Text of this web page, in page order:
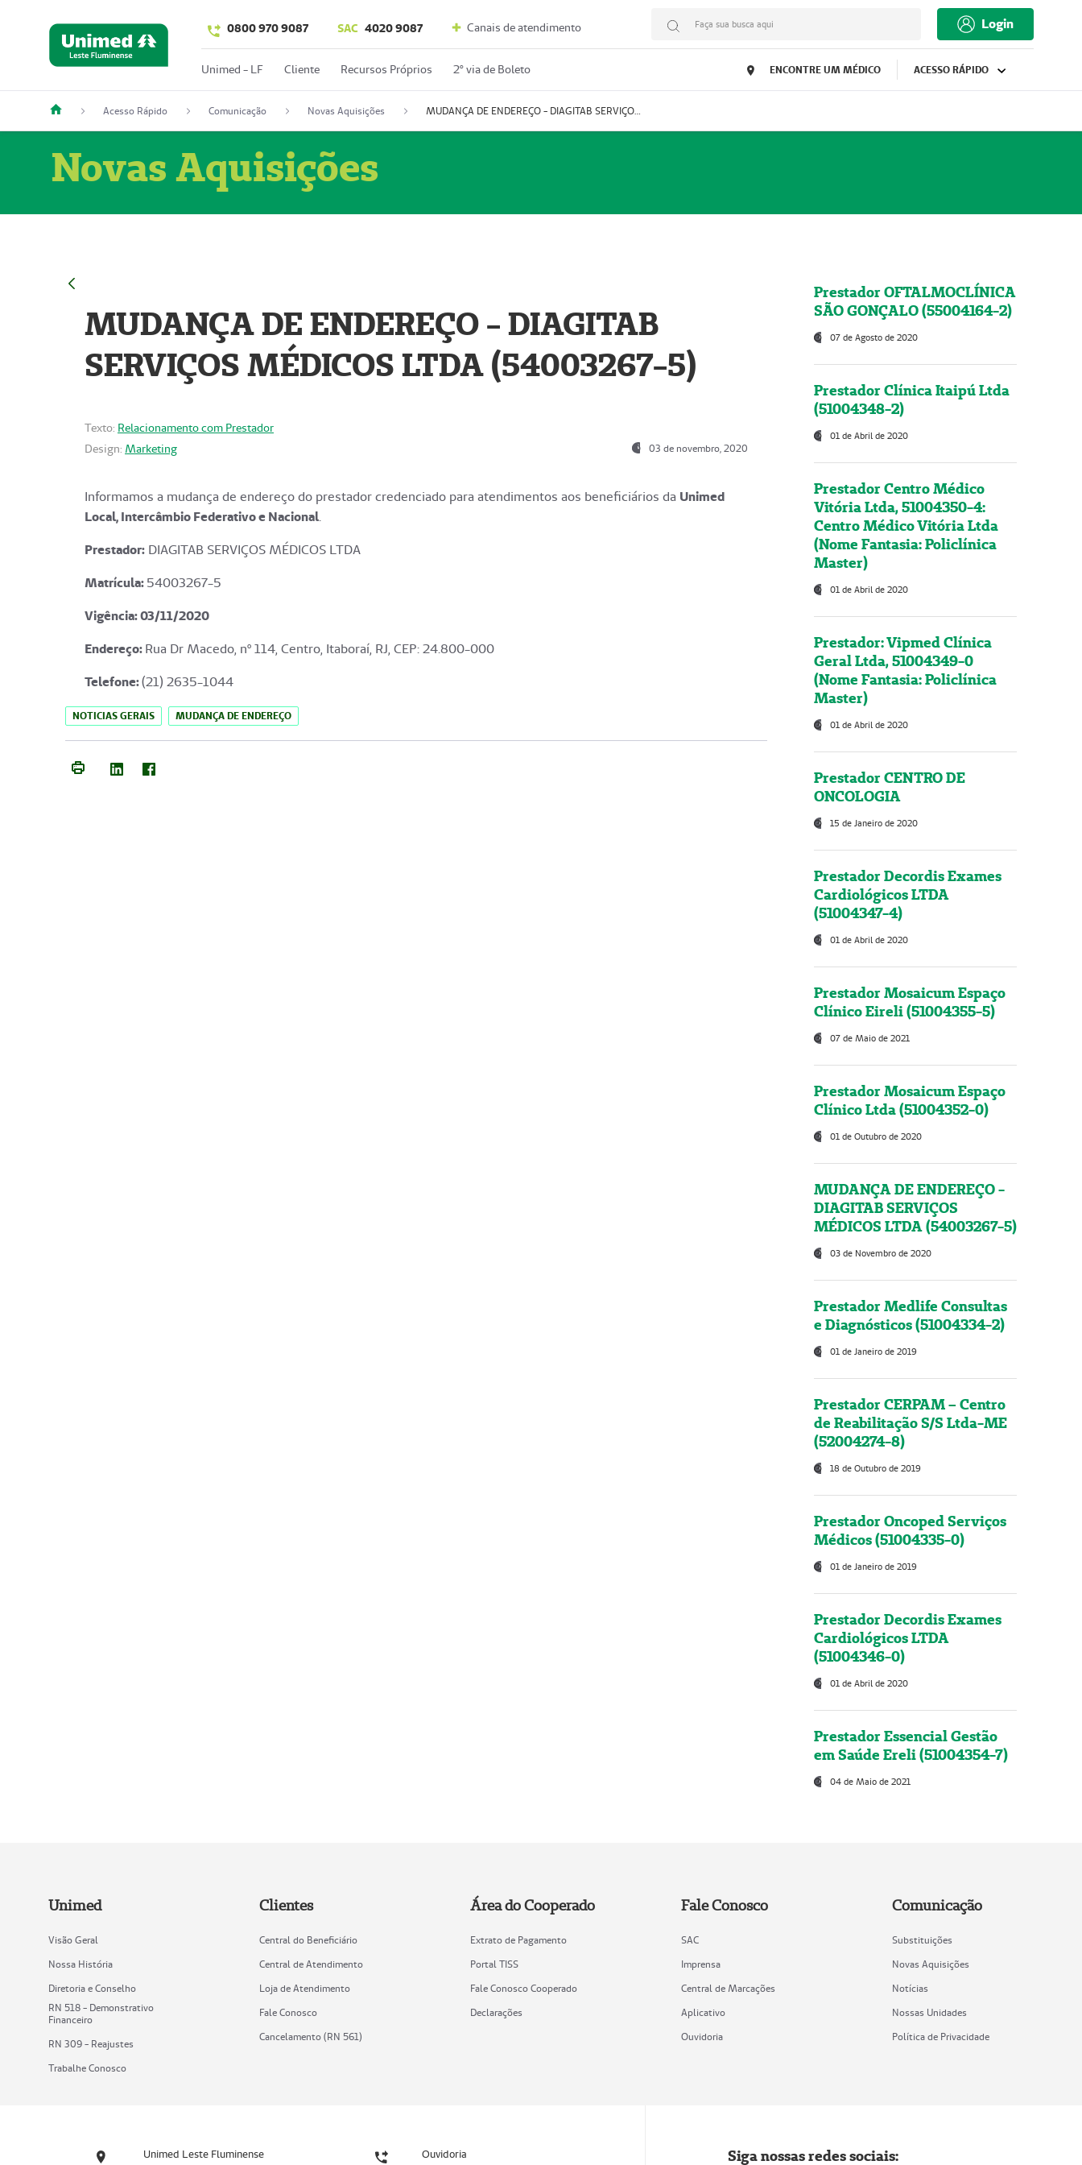
0800 970 9087 SAC 4020 9087 Canais de atendimento Faça sua busca aqui Login
Unimed - LF Cliente Recursos Próprios 2º via de Boleto ENCONTRE UM MÉDICO ACESSO RÁPIDO
Acesso Rápido Comunicação Novas Aquisições MUDANÇA DE ENDEREÇO - DIAGITAB SERVIÇOS MÉDICOS LTDA (54003267-5)
Novas Aquisições
MUDANÇA DE ENDEREÇO - DIAGITAB
SERVIÇOS MÉDICOS LTDA (54003267-5)
Texto: Relacionamento com Prestador
Design: Marketing 03 de novembro, 2020
Informamos a mudança de endereço do prestador credenciado para atendimentos aos beneficiários da Unimed
Local, Intercâmbio Federativo e Nacional.
Prestador: DIAGITAB SERVIÇOS MÉDICOS LTDA
Matrícula:54003267-5
Vigência: 03/11/2020
Endereço:Rua Dr Macedo, nº 114, Centro, Itaboraí, RJ, CEP: 24.800-000
Telefone:(21) 2635-1044
NOTICIAS GERAIS MUDANÇA DE ENDEREÇO
Prestador OFTALMOCLÍNICA
SÃO GONÇALO (55004164-2)
07 de Agosto de 2020
Prestador Clínica Itaipú Ltda
(51004348-2)
01 de Abril de 2020
Prestador Centro Médico
Vitória Ltda, 51004350-4:
Centro Médico Vitória Ltda
(Nome Fantasia: Policlínica
Master)
01 de Abril de 2020
Prestador: Vipmed Clínica
Geral Ltda, 51004349-0
(Nome Fantasia: Policlínica
Master)
01 de Abril de 2020
Prestador CENTRO DE
ONCOLOGIA
15 de Janeiro de 2020
Prestador Decordis Exames
Cardiológicos LTDA
(51004347-4)
01 de Abril de 2020
Prestador Mosaicum Espaço
Clínico Eireli (51004355-5)
07 de Maio de 2021
Prestador Mosaicum Espaço
Clínico Ltda (51004352-0)
01 de Outubro de 2020
MUDANÇA DE ENDEREÇO -
DIAGITAB SERVIÇOS
MÉDICOS LTDA (54003267-5)
03 de Novembro de 2020
Prestador Medlife Consultas
e Diagnósticos (51004334-2)
01 de Janeiro de 2019
Prestador CERPAM – Centro
de Reabilitação S/S Ltda-ME
(52004274-8)
18 de Outubro de 2019
Prestador Oncoped Serviços
Médicos (51004335-0)
01 de Janeiro de 2019
Prestador Decordis Exames
Cardiológicos LTDA
(51004346-0)
01 de Abril de 2020
Prestador Essencial Gestão
em Saúde Ereli (51004354-7)
04 de Maio de 2021
Unimed
Visão Geral
Nossa História
Diretoria e Conselho
RN 518 - Demonstrativo
Financeiro
RN 309 - Reajustes
Trabalhe Conosco
Clientes
Central do Beneficiário
Central de Atendimento
Loja de Atendimento
Fale Conosco
Cancelamento (RN 561)
Área do Cooperado
Extrato de Pagamento
Portal TISS
Fale Conosco Cooperado
Declarações
Fale Conosco
SAC
Imprensa
Central de Marcações
Aplicativo
Ouvidoria
Comunicação
Substituições
Novas Aquisições
Notícias
Nossas Unidades
Política de Privacidade
Unimed Leste Fluminense Ouvidoria Siga nossas redes sociais: